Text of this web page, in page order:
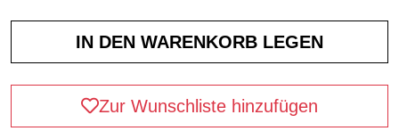
Zur Wunschliste hinzufügen